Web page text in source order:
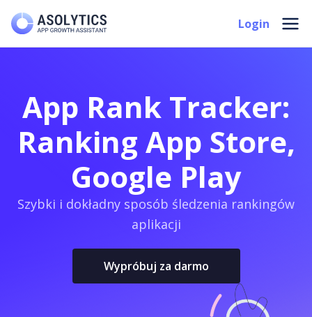
Login
App Rank Tracker:
Ranking App Store,
Google Play
Szybki i dokładny sposób śledzenia rankingów
aplikacji
Wypróbuj za darmo